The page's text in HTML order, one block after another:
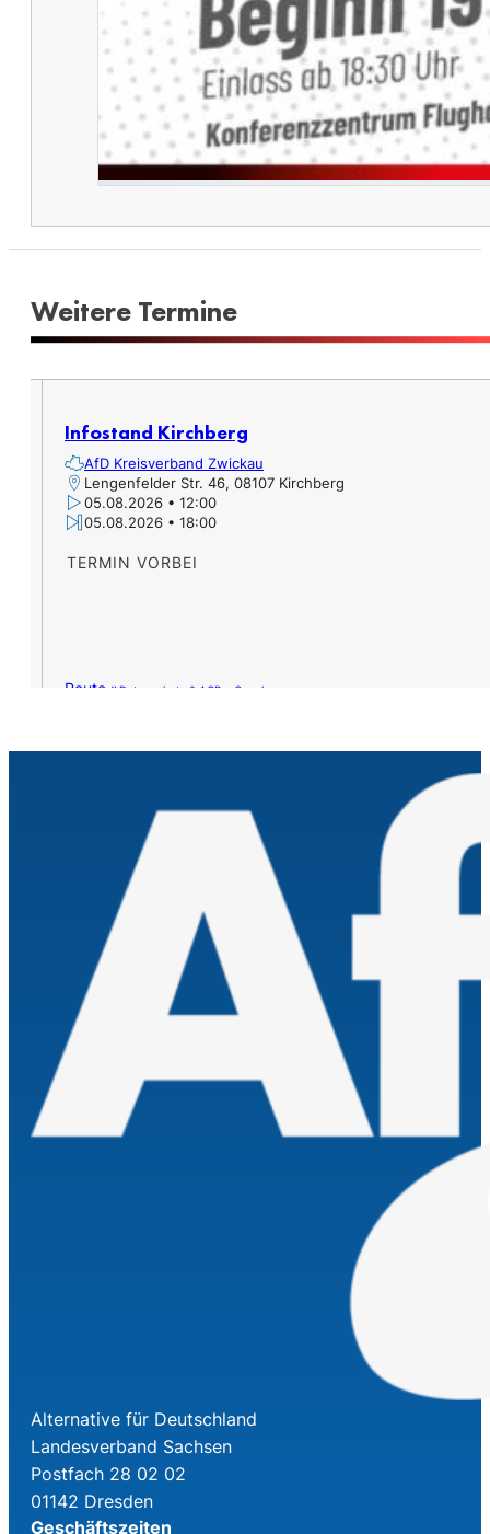
Weitere Termine​
Infostand Kirchberg
AfD Kreisverband Zwickau
Lengenfelder Str. 46, 08107 Kirchberg
05.08.2026 • 12:00
05.08.2026 • 18:00
TERMIN VORBEI
Route »Datenschutz & AGB – Google
Alternative für Deutschland
Landesverband Sachsen
Postfach 28 02 02
01142 Dresden
Geschäftszeiten